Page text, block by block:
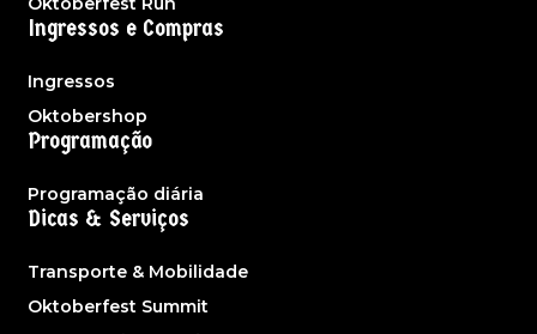
Ingressos e Compras
Ingressos
Oktobershop
Programação
Programação diária
Dicas & Serviços
Transporte & Mobilidade
Oktoberfest Summit